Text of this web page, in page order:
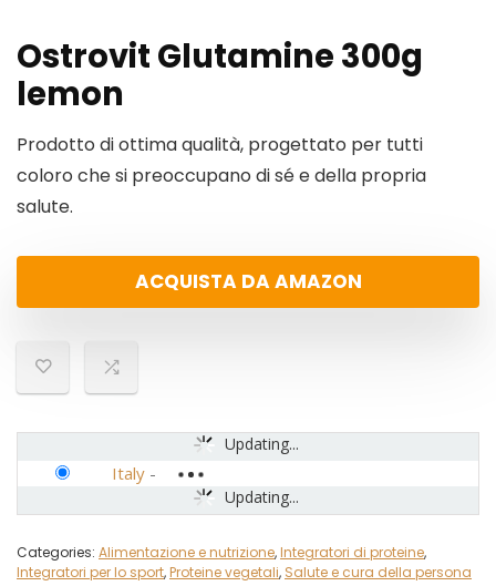
Ostrovit Glutamine 300g
lemon
Prodotto di ottima qualità, progettato per tutti
coloro che si preoccupano di sé e della propria
salute.
ACQUISTA DA AMAZON
Updating...
Updating...
Italy -
Categories: Alimentazione e nutrizione,Integratori di proteine,
Integratori per lo sport,Proteine vegetali, Salute e cura della persona